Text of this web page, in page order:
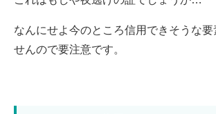
なんにせよ今のところ信用できそうな要
せんので要注意です。